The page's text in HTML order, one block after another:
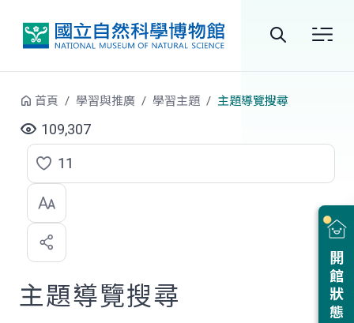
站
尋
開館狀態
首頁 學習與推廣 學習主題 主題導覽搜尋
109,307
點
選
喜
歡
11
主題導覽搜尋